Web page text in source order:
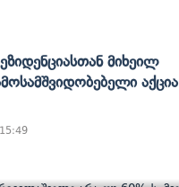
Მიხეილ
Აქცია